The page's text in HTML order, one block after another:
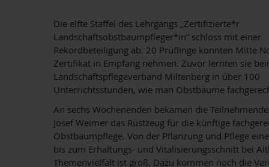
Die elfte Staffel des Lehrgangs „Zertifizierte*r
Landschaftsobstbaumpfleger*in“ schloss mit einer
Rekordbeteiligung ab. 20 Prüflinge konnten Mitte
Zertifikat in Empfang nehmen. Zuvor lernten sie
Landschaftspflegeverband Miltenberg in über 100
Unterrichtsstunden, wie man Obstbäume
An sechs Wochenenden bekamen die
Josef Weimer das Rüstzeug für die künftige
Obstbaumpflege. Von der Pflanzung und Pflege
bis zum Erhaltungs- und Vitalisierungsschnitt bei
Themenvielfalt ist groß. Dazu kommen noch die